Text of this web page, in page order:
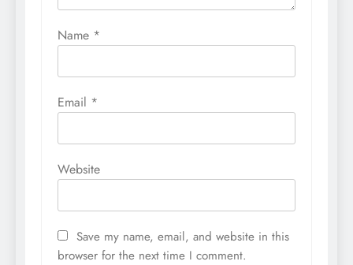
Name *
Email *
Website
Save my name, email, and website in this
browser for the next time I comment.